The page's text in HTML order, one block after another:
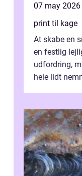
07 may 2026
print til kage
At skabe en
en festlig
udfordring,
hele lidt